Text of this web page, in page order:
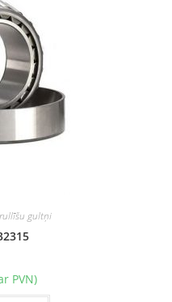
gultņi
PVN)